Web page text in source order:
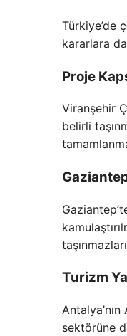
Türkiye’de
kararlara
Proje
Viranşehir
belirli
Turizm
sektörüne